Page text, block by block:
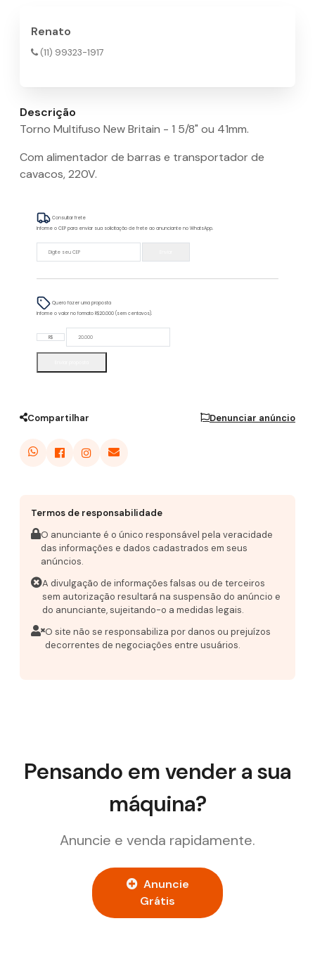
Renato
(11) 99323-1917
Descrição
Torno Multifuso New Britain - 1 5/8" ou 41mm.
Com alimentador de barras e transportador de
cavacos, 220V.
Consultar frete
Informe o CEP para enviar sua solicitação de frete ao anunciante no WhatsApp.
Quero fazer uma proposta
Informe o valor no formato R$20.000 (sem centavos).
R$
Compartilhar Denunciar anúncio
Termos de responsabilidade
O anunciante é o único responsável pela veracidade
das informações e dados cadastrados em seus
anúncios.
A divulgação de informações falsas ou de terceiros
sem autorização resultará na suspensão do anúncio e
do anunciante, sujeitando-o a medidas legais.
O site não se responsabiliza por danos ou prejuízos
decorrentes de negociações entre usuários.
Pensando em vender a sua
máquina?
Anuncie e venda rapidamente.
Anuncie
Grátis